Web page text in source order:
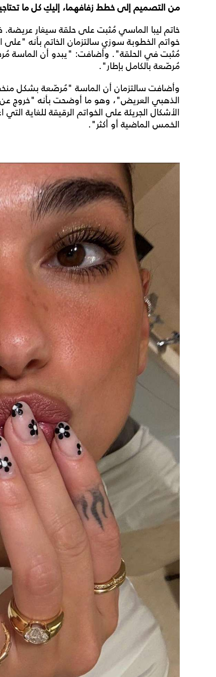
من التصميم إلى خطط زفافهما، إليكِ كل ما
خواتم الخطوبة سوزي سالتزمان الخاتم بأنه
مُثبت في الحلقة". وأضافت: "يبدو أن الماسة
مُرصّعة بالكامل بإطار".
وأضافت سالتزمان أن الماسة "مُرصّعة بشكل
الذهبي العريض"، وهو ما أوضحت بأنه "خروج عن
الأشكال الجريئة على الخواتم الرقيقة للغاية
الخمس الماضية أو أكثر".